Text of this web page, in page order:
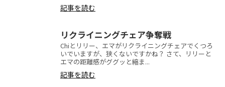
記事を読む
リクライニングチェア争奪戦
Chiとリリー、エマがリクライニングチェアでくつろ
いでいますが、狭くないですかね？ さて、リリーと
エマの距離感がググッと縮ま...
記事を読む